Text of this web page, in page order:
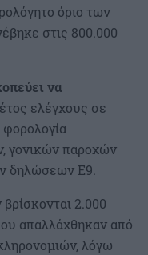
όριο των
στις 800.000
να
ελέγχους σε
γονικών παροχών
δηλώσεων Ε9.
2.000
απαλλάχθηκαν από
λόγω